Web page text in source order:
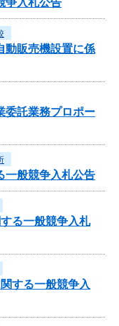
動販売機設置に係
委託業務プロポー
一般競争入札公告
る一般競争入札
する一般競争入